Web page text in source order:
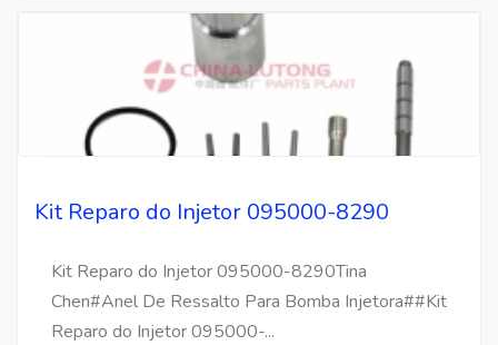
Kit Reparo do Injetor 095000-8290
Kit Reparo do Injetor 095000-8290Tina
Chen#Anel De Ressalto Para Bomba Injetora##Kit
Reparo do Injetor 095000-...